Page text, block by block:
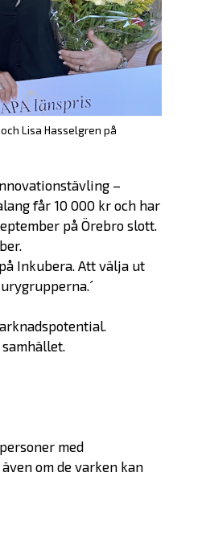
Lisa Hasselgren på
–
får 10 000 kr och har
på Örebro slott.
Inkubera. Att välja ut
med
om de varken kan